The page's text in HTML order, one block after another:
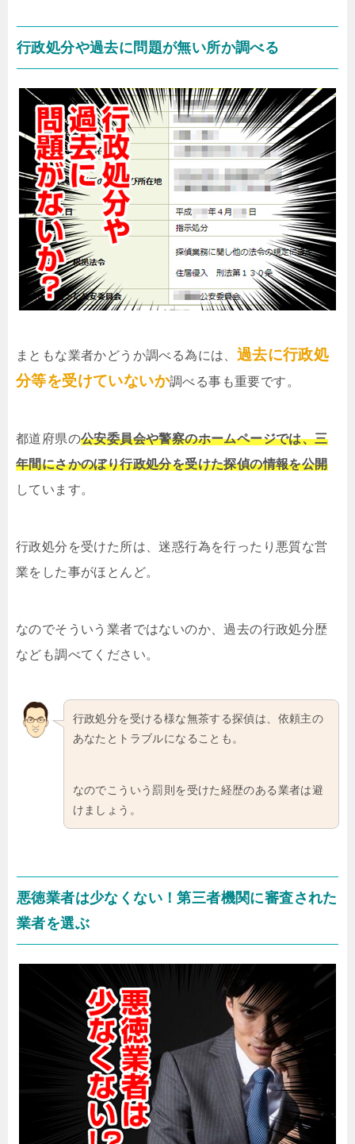
行政処分や過去に問題が無い所か調べる
まともな業者かどうか調べる為には、 過去に行政処
分等を受けていないか調べる事も重要です。
都道府県の公安委員会や警察のホームページでは、三
年間にさかのぼり行政処分を受けた探偵の情報を公開
しています。
行政処分を受けた所は、迷惑行為を行ったり悪質な営
業をした事がほとんど。
なのでそういう業者ではないのか、過去の行政処分歴
なども調べてください。
行政処分を受ける様な無茶する探偵は、依頼主の
あなたとトラブルになることも。
なのでこういう罰則を受けた経歴のある業者は避
けましょう。
悪徳業者は少なくない！第三者機関に審査された
業者を選ぶ